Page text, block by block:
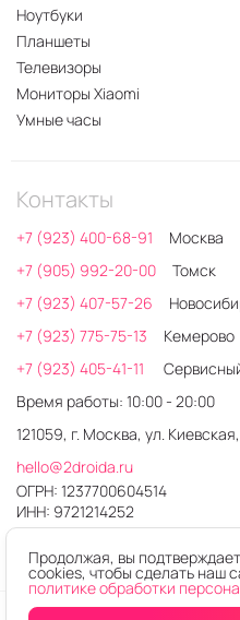
Ноутбуки
Планшеты
Телевизоры
Мониторы Xiaomi
Умные часы
Контакты
+7 (923) 400-68-91
Москва
+7 (905) 992-20-00
Томск
+7 (923) 407-57-26
+7 (923) 775-75-13
Кемерово
+7 (923) 405-41-11
Время работы: 10:00 - 20:00
121059, г. Москва, ул.
hello@2droida.ru
ОГРН: 1237700604514
ИНН: 9721214252
Продолжая, вы
cookies, чтобы сделать наш
политике обработки